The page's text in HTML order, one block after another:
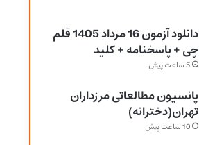
دانلود آزمون 16 مرداد 1405 قلم
چی + پاسخنامه + کلید
5 ساعت پیش
پانسیون مطالعاتی مرزداران
تهران(دخترانه)
10 ساعت پیش